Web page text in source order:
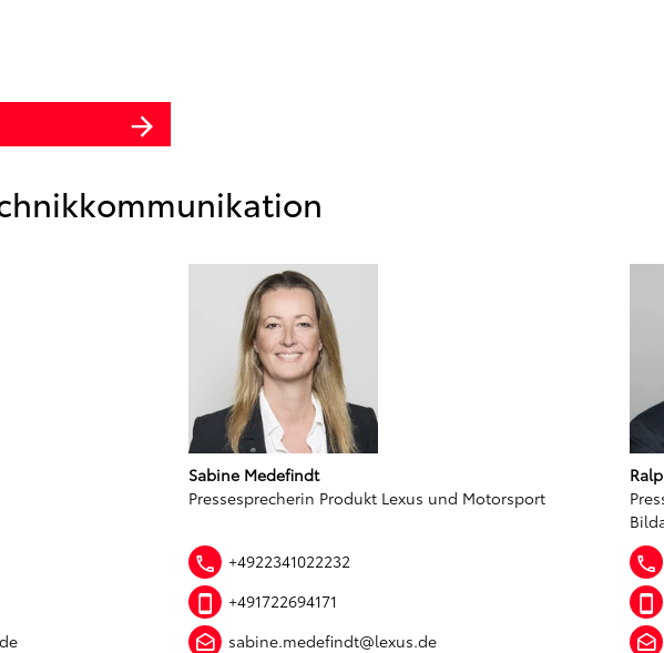
Sabine Medefindt
Pressesprecherin Produkt Lexus und Motorsport
+4922341022232
+491722694171
sabine.medefindt@lexus.de